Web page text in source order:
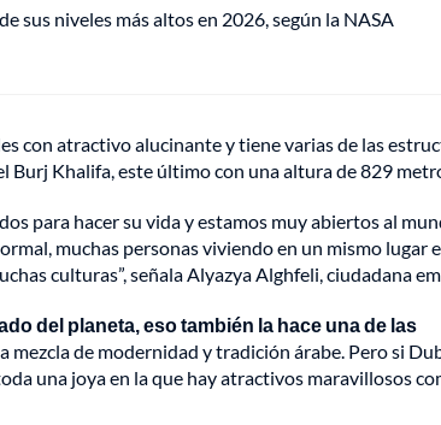
sus niveles más altos en 2026, según la NASA
con atractivo alucinante y tiene varias de las
Burj Khalifa, este último con una altura de 829
para hacer su vida y estamos muy abiertos al
muchas personas viviendo en un mismo lugar
culturas”, señala Alyazya Alghfeli, ciudadana
del planeta, eso también la hace una de las
mezcla de modernidad y tradición árabe. Pero si
una joya en la que hay atractivos maravillosos